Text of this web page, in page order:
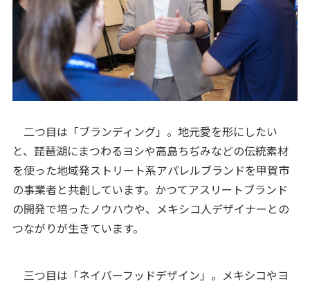
二つ目は「ブランディング」。地元愛を形にしたい
と、琵琶湖にまつわるヨシや高島ちぢみなどの伝統素材
を使った地域発ストリート系アパレルブランドを甲賀市
の事業者と共創しています。かつてアスリートブランド
の開発で培ったノウハウや、メキシコ人デザイナーとの
つながりが生きています。
三つ目は「ネイバーフッドデザイン」。メキシコやヨ